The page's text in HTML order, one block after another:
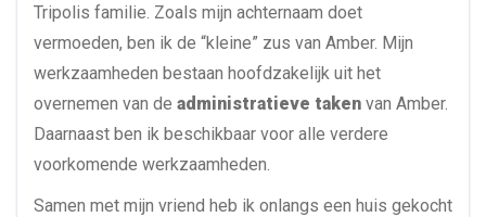
Tripolis familie. Zoals mijn achternaam doet
vermoeden, ben ik de “kleine” zus van Amber. Mijn
werkzaamheden bestaan hoofdzakelijk uit het
overnemen van de administratieve taken van Amber.
Daarnaast ben ik beschikbaar voor alle verdere
voorkomende werkzaamheden.
Samen met mijn vriend heb ik onlangs een huis gekocht